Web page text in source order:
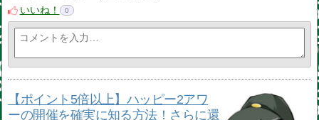
いいね！
0
【ポイント5倍以上】ハッピー2アワ
ーの開催を確実に知る方法！さらに還